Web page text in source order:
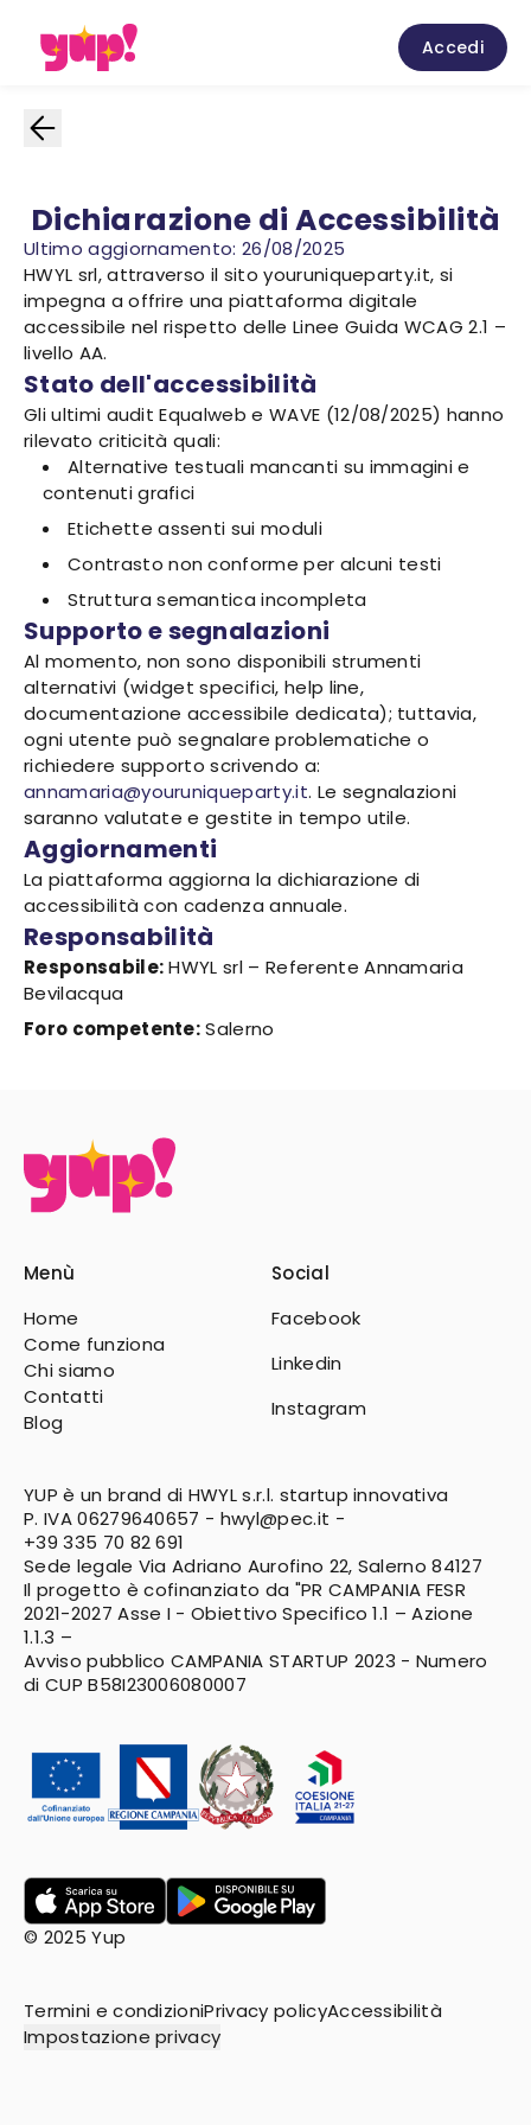
Accedi
Dichiarazione di Accessibilità
Ultimo aggiornamento: 26/08/2025
HWYL srl, attraverso il sito youruniqueparty.it, si
impegna a offrire una piattaforma digitale
accessibile nel rispetto delle Linee Guida WCAG 2.1 –
livello AA.
Stato dell'accessibilità
Gli ultimi audit Equalweb e WAVE (12/08/2025) hanno
rilevato criticità quali:
Alternative testuali mancanti su immagini e
contenuti grafici
Etichette assenti sui moduli
Contrasto non conforme per alcuni testi
Struttura semantica incompleta
Supporto e segnalazioni
Al momento, non sono disponibili strumenti
alternativi (widget specifici, help line,
documentazione accessibile dedicata); tuttavia,
ogni utente può segnalare problematiche o
richiedere supporto scrivendo a:
annamaria@youruniqueparty.it. Le segnalazioni
saranno valutate e gestite in tempo utile.
Aggiornamenti
La piattaforma aggiorna la dichiarazione di
accessibilità con cadenza annuale.
Responsabilità
Responsabile:HWYL srl – Referente Annamaria
Bevilacqua
Foro competente:Salerno
Menù
Home
Come funziona
Chi siamo
Contatti
Blog
Social
Facebook
Linkedin
Instagram
YUP è un brand di HWYL s.r.l. startup innovativa
P. IVA 06279640657 - hwyl@pec.it -
+39 335 70 82 691
Sede legale Via Adriano Aurofino 22, Salerno 84127
Il progetto è cofinanziato da "PR CAMPANIA FESR
2021-2027 Asse I - Obiettivo Specifico 1.1 – Azione
1.1.3 –
Avviso pubblico CAMPANIA STARTUP 2023 - Numero
di CUP B58I23006080007
© 2025 Yup
Termini e condizioniPrivacy policyAccessibilità
Impostazione privacy